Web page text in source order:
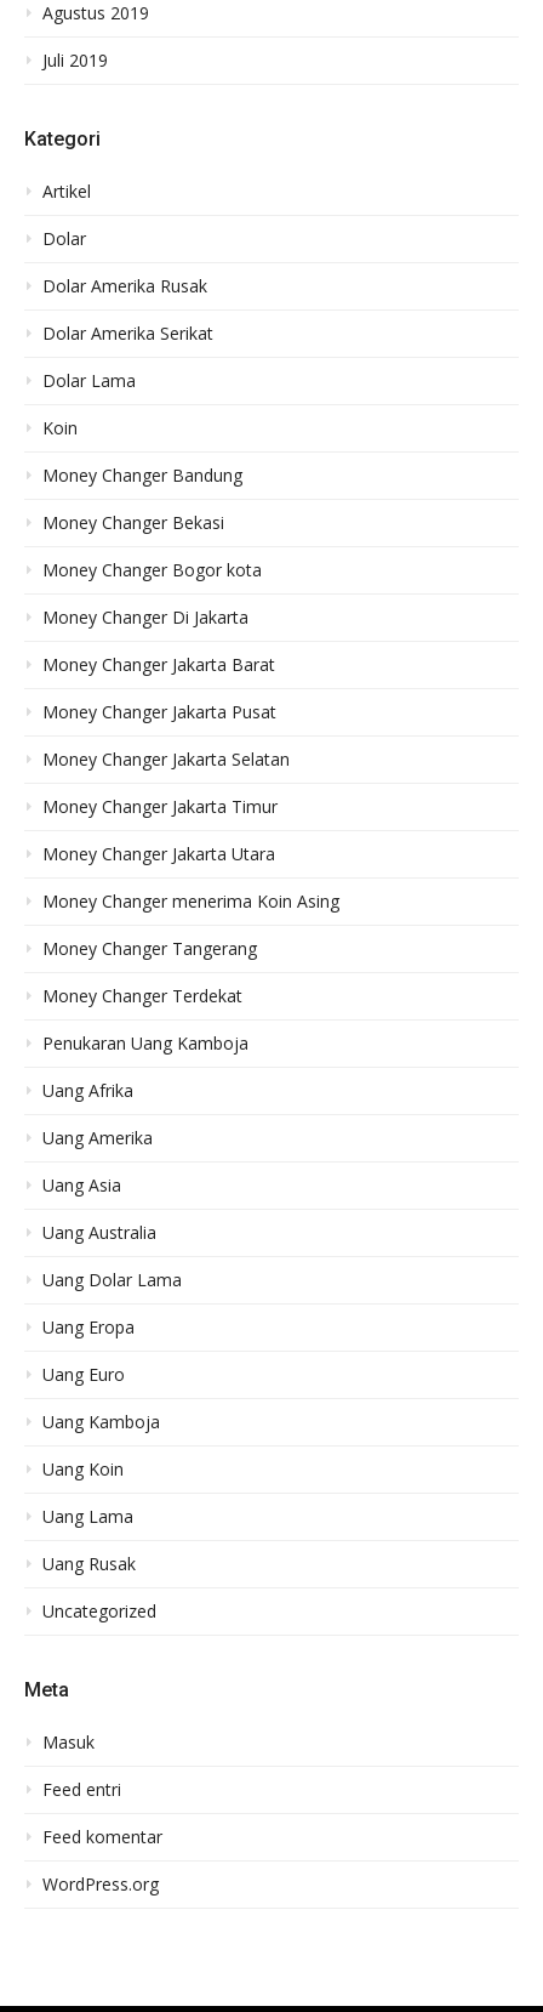
Agustus 2019
Juli 2019
Kategori
Artikel
Dolar
Dolar Amerika Rusak
Dolar Amerika Serikat
Dolar Lama
Koin
Money Changer Bandung
Money Changer Bekasi
Money Changer Bogor kota
Money Changer Di Jakarta
Money Changer Jakarta Barat
Money Changer Jakarta Pusat
Money Changer Jakarta Selatan
Money Changer Jakarta Timur
Money Changer Jakarta Utara
Money Changer menerima Koin Asing
Money Changer Tangerang
Money Changer Terdekat
Penukaran Uang Kamboja
Uang Afrika
Uang Amerika
Uang Asia
Uang Australia
Uang Dolar Lama
Uang Eropa
Uang Euro
Uang Kamboja
Uang Koin
Uang Lama
Uang Rusak
Uncategorized
Meta
Masuk
Feed entri
Feed komentar
WordPress.org